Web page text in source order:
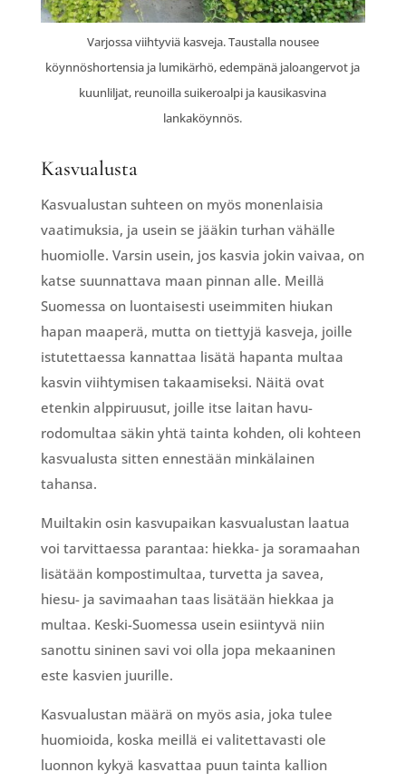
Varjossa viihtyviä kasveja. Taustalla nousee
köynnöshortensia ja lumikärhö, edempänä jaloangervot ja
kuunliljat, reunoilla suikeroalpi ja kausikasvina
lankaköynnös.
Kasvualusta
Kasvualustan suhteen on myös monenlaisia
vaatimuksia, ja usein se jääkin turhan vähälle
huomiolle. Varsin usein, jos kasvia jokin vaivaa, on
katse suunnattava maan pinnan alle. Meillä
Suomessa on luontaisesti useimmiten hiukan
hapan maaperä, mutta on tiettyjä kasveja, joille
istutettaessa kannattaa lisätä hapanta multaa
kasvin viihtymisen takaamiseksi. Näitä ovat
etenkin alppiruusut, joille itse laitan havu-
rodomultaa säkin yhtä tainta kohden, oli kohteen
kasvualusta sitten ennestään minkälainen
tahansa.
Muiltakin osin kasvupaikan kasvualustan laatua
voi tarvittaessa parantaa: hiekka- ja soramaahan
lisätään kompostimultaa, turvetta ja savea,
hiesu- ja savimaahan taas lisätään hiekkaa ja
multaa. Keski-Suomessa usein esiintyvä niin
sanottu sininen savi voi olla jopa mekaaninen
este kasvien juurille.
Kasvualustan määrä on myös asia, joka tulee
huomioida, koska meillä ei valitettavasti ole
luonnon kykyä kasvattaa puun tainta kallion